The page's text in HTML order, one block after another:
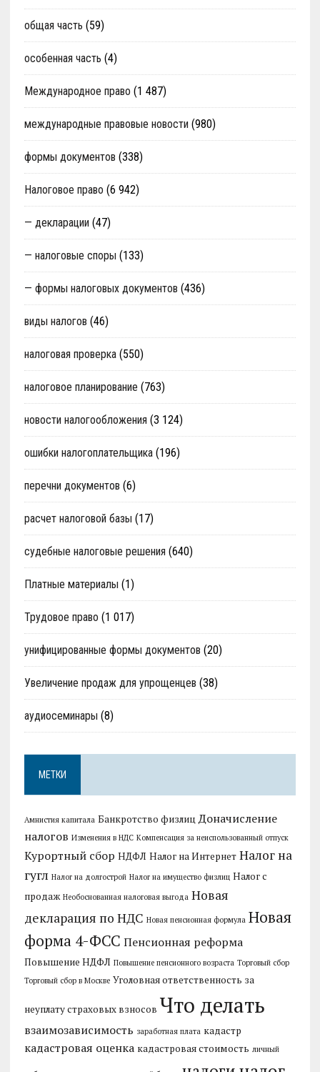
общая часть (59)
особенная часть (4)
Международное право (1 487)
международные правовые новости (980)
формы документов (338)
Налоговое право (6 942)
— декларации (47)
— налоговые споры (133)
— формы налоговых документов (436)
виды налогов (46)
налоговая проверка(550)
налоговое планирование (763)
новости налогообложения (3 124)
ошибки налогоплательщика(196)
перечни документов (6)
расчет налоговой базы (17)
судебные налоговые решения (640)
Платные материалы (1)
Трудовое право (1 017)
унифицированные формы документов (20)
Увеличение продаж для упрощенцев (38)
аудиосеминары (8)
МЕТКИ
Амнистия капитала Банкротство физлиц Доначисление
налогов Изменения в НДС Компенсация за неиспользованный отпуск
Курортный сбор НДФЛ Налог на Интернет Налог на
гугл Налог на долгострой Налог на имущество физлиц Налог с
продаж Необоснованная налоговая выгода Новая
декларация по НДС Новая пенсионная формула Новая
форма 4-ФСС Пенсионная реформа
Повышение НДФЛ Повышение пенсионного возраста Торговый сбор
Торговый сбор в Москве Уголовная ответственность за
неуплату страховых взносов Что делать
взаимозависимость заработная плата кадастр
кадастровая оценка кадастровая стоимость личный